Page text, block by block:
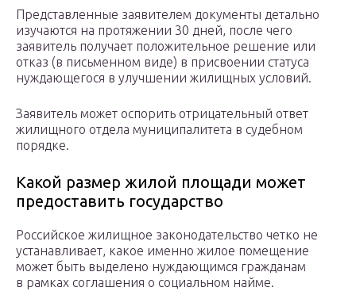
Представленные заявителем документы детально
изучаются на протяжении 30 дней, после чего
заявитель получает положительное решение или
отказ (в письменном виде) в присвоении статуса
нуждающегося в улучшении жилищных условий.
Заявитель может оспорить отрицательный ответ
жилищного отдела муниципалитета в судебном
порядке.
Какой размер жилой площади может
предоставить государство
Российское жилищное законодательство четко не
устанавливает, какое именно жилое помещение
может быть выделено нуждающимся гражданам
в рамках соглашения о социальном найме.